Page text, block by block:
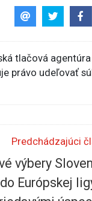
tlačová
právo udeľovať
Predchádzajúci
výbery
Európskej